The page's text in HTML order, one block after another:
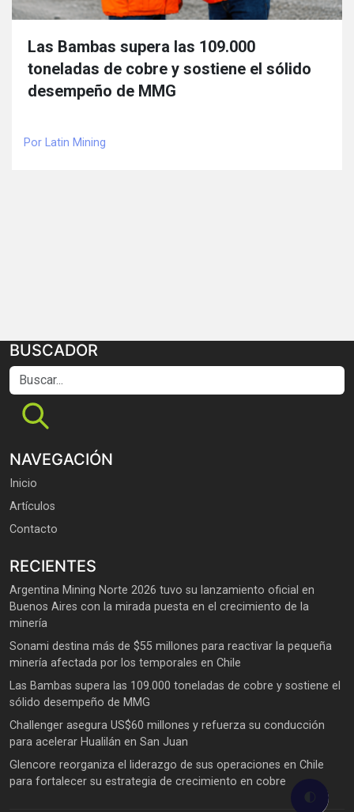
Las Bambas supera las 109.000
toneladas de cobre y sostiene el sólido
desempeño de MMG
Por Latin Mining
BUSCADOR
Buscar...
NAVEGACIÓN
Inicio
Artículos
Contacto
RECIENTES
Argentina Mining Norte 2026 tuvo su lanzamiento oficial en
Buenos Aires con la mirada puesta en el crecimiento de la
minería
Sonami destina más de $55 millones para reactivar la pequeña
minería afectada por los temporales en Chile
Las Bambas supera las 109.000 toneladas de cobre y sostiene el
sólido desempeño de MMG
Challenger asegura US$60 millones y refuerza su conducción
para acelerar Hualilán en San Juan
Glencore reorganiza el liderazgo de sus operaciones en Chile
para fortalecer su estrategia de crecimiento en cobre